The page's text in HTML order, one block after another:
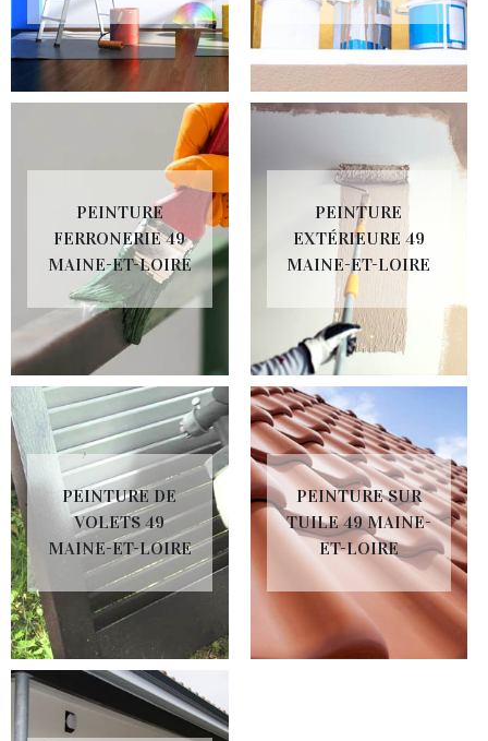
PEINTURE
FERRONERIE 49
MAINE-ET-LOIRE
PEINTURE
EXTÉRIEURE 49
MAINE-ET-LOIRE
PEINTURE DE
VOLETS 49
MAINE-ET-LOIRE
PEINTURE SUR
TUILE 49 MAINE-
ET-LOIRE